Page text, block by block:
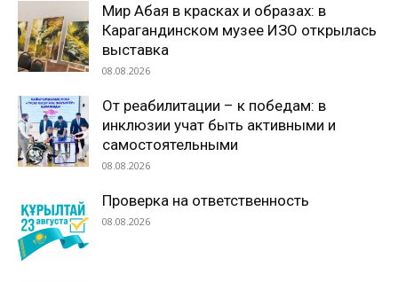
Мир Абая в красках и образах: в
Карагандинском музее ИЗО открылась
выставка
08.08.2026
От реабилитации – к победам: в
инклюзии учат быть активными и
самостоятельными
08.08.2026
Проверка на ответственность
08.08.2026